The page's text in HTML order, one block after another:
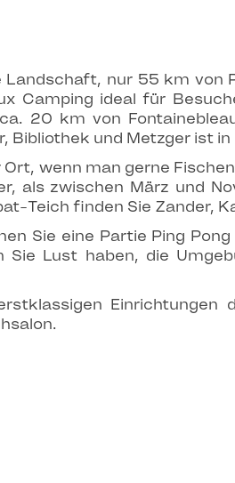
nur 55 km von
Camping ideal für
20 km von
Bibliothek und Metzger ist in
wenn man gerne
als zwischen März und
Teich finden Sie Zander,
Sie eine Partie Ping
Sie Lust haben, die
Einrichtungen